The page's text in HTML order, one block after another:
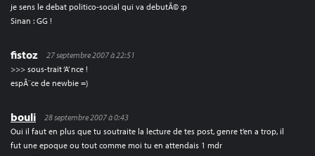
je sens le debat politico-social qui va debutÃ© :p
Sinan : GG !
fistoz
27 septembre 2007 à 22:51
>>> sous-trait ‘A’ nce !
espÃ¨ce de newbie =)
bouli
28 septembre 2007 à 0:43
Oui il faut en plus que tu soutraite la lecture de tes post, genre t’en a trop, il
fut une epoque ou tout comme moi tu en attendais 1 mdr